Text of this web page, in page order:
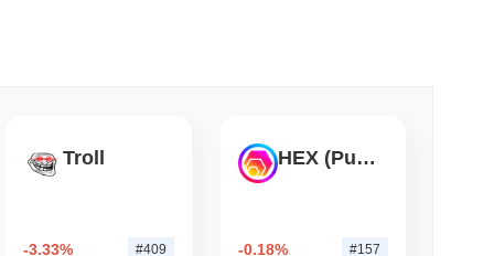
باحثو إيثيريوم يريدون حرق مكافآت المدققين للحد من الرهان عند 50% Troll
-3.33% #409
HEX (Pulsechain)
-0.18% #157